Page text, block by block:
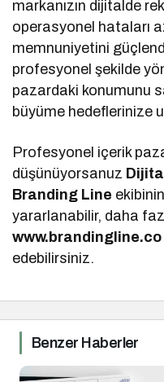
markanızın dijitalde
operasyonel hataları
memnuniyetini
profesyonel şekilde
pazardaki konumunu
büyüme hedeflerinize
Profesyonel içerik
düşünüyorsanuz
Branding Line
yararlanabilir, daha
www.brandingline.co
edebilirsiniz.
Benzer Haberler